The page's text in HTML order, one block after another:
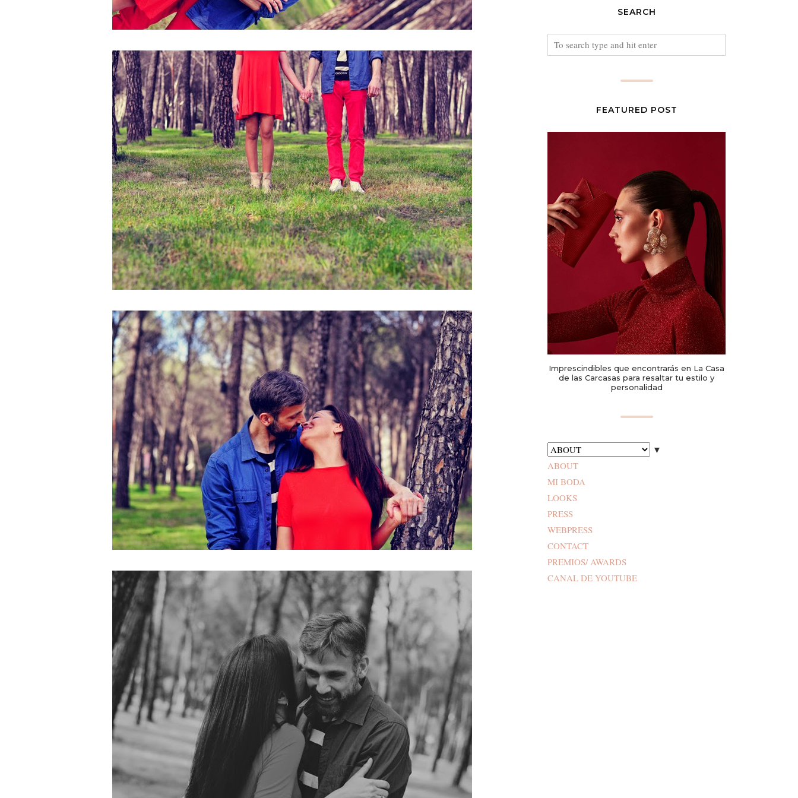
SEARCH
FEATURED POST
Imprescindibles que encontrarás en La Casa
de las Carcasas para resaltar tu estilo y
personalidad
▼
ABOUT
MI BODA
LOOKS
PRESS
WEBPRESS
CONTACT
PREMIOS/ AWARDS
CANAL DE YOUTUBE